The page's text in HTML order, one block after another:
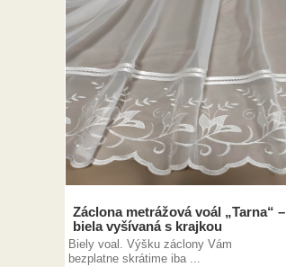
Záclona metrážová voál „Tarna“ –
biela vyšívaná s krajkou
Biely voal. Výšku záclony Vám
bezplatne skrátime iba ...